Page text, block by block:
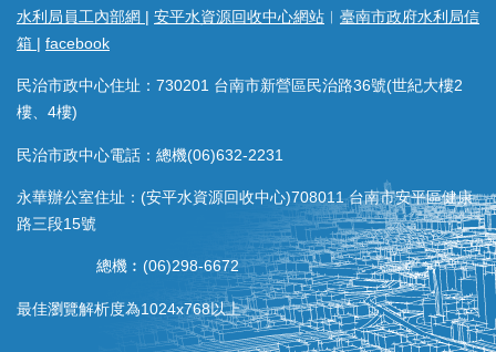
水利局員工內部網 | 安平水資源回收中心網站 ︱ 臺南市政府水利局信
箱 | facebook
民治市政中心住址：730201 台南市新營區民治路36號(世紀大樓2
樓、4樓)
民治市政中心電話：總機(06)632-2231
永華辦公室住址：(安平水資源回收中心)708011 台南市安平區健康
路三段15號
總機︰(06)298-6672
最佳瀏覽解析度為1024x768以上